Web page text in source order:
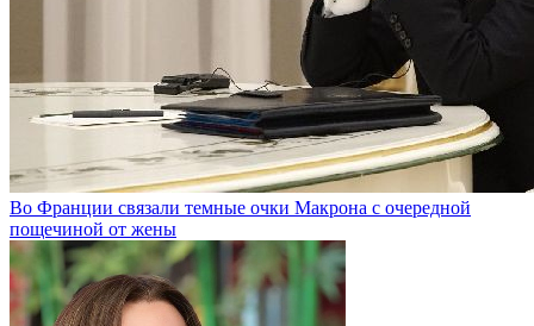
Во Франции связали темные очки Макрона с очередной
пощечиной от жены